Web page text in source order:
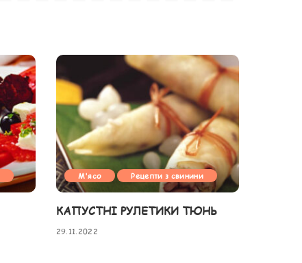
М'ясо Рецепти з свинини
КАПУСТНІ РУЛЕТИКИ ТЮНЬ
29.11.2022